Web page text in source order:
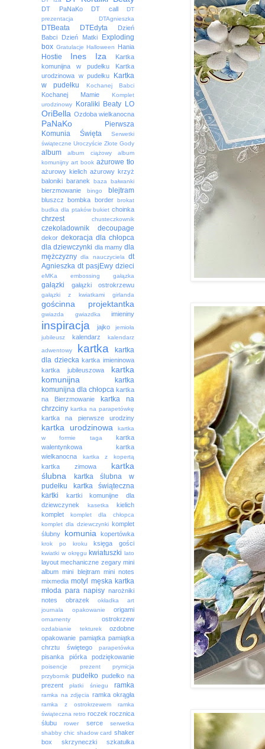
DT PaNaKo DT call
DT
prezentacja
DTAgnieszka
DTBeata DTEdyta
Dzień
Babci
Dzień Matki
Exploding
box Gratulacje Halloween Hania
Hostie Ines Iza
Kartka
komunijna w pudełku
Kartka
urodzinowa w pudełku
Kartka
w pudełku
Kochanej Babci
Kochanej Mamie
Komplet
urodzinowy
Koraliki Beaty LO
OriBella Ozdoba wielkanocna
PaNaKo
Pierwsza
Komunia Święta
Serwetki
świąteczne Uroczyście Złote Gody
album album ciążowy
album
komunijny art book ażurowe tło
ażurowy kielich ażurowy krzyż
baloniki baranek baza bałwanki
bierzmowanie bingo blejtram
bluszcz bombka border brokat
budka dla ptaków bukiet choinka
chrzest chusteczkownik
czekoladownik decoupage
dekor dekoracja dla chłopca
dla dziewczynki dla mamy dla
mężczyzny dla nauczyciela dt
Agnieszka dt pasjEwy dzieci
eMKa embossing gałązka
gałązki gałązki ostrokrzewu
gałązki z kwiatkami girlanda
gościnna projektantka
gwiazda gwiazdka imieniny
inspiracja jajko
jemioła
jubileusz
kalendarz
kalendarz
adwentowy
kartka
kartka
dla dziecka kartka imieninowa
kartka jubileuszowa
kartka
komunijna
kartka
komunijna dla chłopca kartka
na Bierzmowanie
kartka na
chrzciny kartka na parapetówkę
kartka na pierwsze urodziny
kartka urodzinowa
kartka
w formie taga
kartka
walentynkowa
kartka
wielkanocna
kartka z kopertą
kartka zimowa
kartka
ślubna
kartka ślubna w
pudełku
kartka świąteczna
kartki
kartki komunijne dla
dziewczynek
kasetka
kielich
komplet
komplet dla chłopca
komplet dla dziewczynki komplet
ślubny
komunia kopertówka
krok po kroku księga gości
kwiatki w okręgu kwiatuszki lato
layout mechaniczne zegary mini
album mini blejtram mini notes
mixmedia motyl męska kartka
młoda para napisy narożniki
notes
obrazek
okładka art
journala
opakowanie origami
ornamenty ostrokrzew
ozdabianie tekturek
ozdobne
opakowanie pamiątka pamiątka
chrztu świętego
parapetówka
pisanka piórka podziękowanie
poisencje prezent
prymicja
przybornik pudełko pudełko na
prezent
płatki śniegu ramka
ramka na zdjęcia ramka okrągła
ramka z ostrokrzewem
ramka
świąteczna retro roczek rocznica
ślubu
rower serce
serwetka
shabby chic shadow card shaker
box
skrzyneczki szkatułka